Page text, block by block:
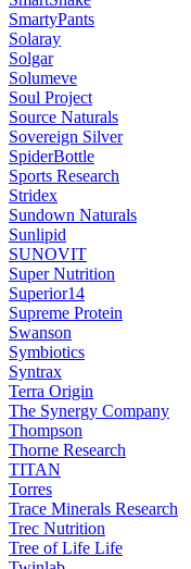
SmartyPants
Solaray
Solgar
Solumeve
Soul Project
Source Naturals
Sovereign Silver
SpiderBottle
Sports Research
Stridex
Sundown Naturals
Sunlipid
SUNOVIT
Super Nutrition
Superior14
Supreme Protein
Swanson
Symbiotics
Syntrax
Terra Origin
The Synergy Company
Thompson
Thorne Research
TITAN
Torres
Trace Minerals Research
Trec Nutrition
Tree of Life Life